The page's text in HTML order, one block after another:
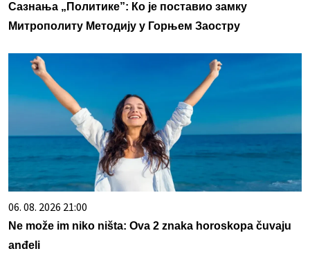
Сазнања „Политике”: Ко је поставио замку
Митрополиту Методију у Горњем Заостру
06. 08. 2026 21:00
Ne može im niko ništa: Ova 2 znaka horoskopa čuvaju
anđeli